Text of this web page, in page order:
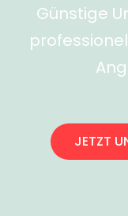
Günstige
JETZT